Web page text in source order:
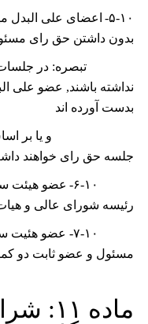
۵-۱۰-
ﺍﻋﻀﺎی ﻋﻠﯽ ﺍﻟﺒﺪﻝ
ﺑﺪﻭﻥ ﺩﺍﺷﺘﻦ ﺣﻖ ﺭﺍی
تبصره: ﺩﺭ ﺟﻠﺴﺎﺕ
ﻧﺪﺍﺷﺘﻪ ﺑﺎﺷﻨﺪ, ﻋﻀﻮ ﻋﻠﯽ
ﺑﺪﺳﺖ ﺁﻭﺭﺩﻩ ﺍﻧﺪ
ﻭ ﻳﺎ ﺑﺮ ﺍﺳﺎﺱ
ﺟﻠﺴﻪ ﺣﻖ ﺭﺍی ﺧﻮﺍﻫﻨﺪ
۶-۱۰-
عضو هیئت
رئیسه شورای عالی و
۷-۱۰- عضو هئیت
مسئول و عضو ثابت دو
ﻣﺎﺩﻩ
۱۱: